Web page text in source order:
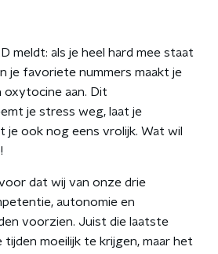
meldt: als je heel hard mee staat
je favoriete nummers maakt je
oxytocine aan. Dit
je stress weg, laat je
je ook nog eens vrolijk. Wat wil
dat wij van onze drie
autonomie en
voorzien. Juist die laatste
moeilijk te krijgen, maar het